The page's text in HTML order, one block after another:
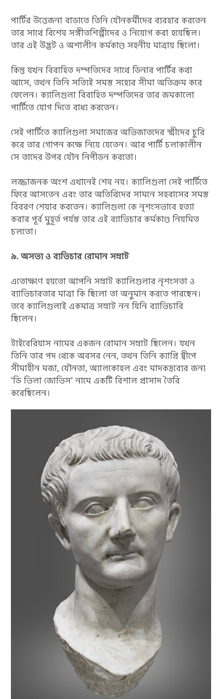
পার্টির উত্তেজনা বাড়াতে তিনি যৌনকর্মীদের ব্যবহার করতেন
তার সাথে বিশেষ সঙ্গীতশিল্পীদের ও নিয়োগ করা হয়েছিল।
তার এই উদ্ভট ও অশালীন কর্মকাণ্ড সহনীয় মাত্রায় ছিলো।
কিন্তু যখন বিবাহিত দম্পতিদের সাথে ডিনার পার্টির কথা
আসে, তখন তিনি সত্যিই সমস্ত সহ্যের সীমা অতিক্রম করে
ফেলেন। ক্যালিগুলা বিবাহিত দম্পতিদের তার জমকালো
পার্টিতে যোগ দিতে বাধ্য করতেন।
সেই পার্টিতে ক্যালিগুলা সমাজের অভিজাতদের স্ত্রীদের চুরি
করে তার গোপন কক্ষে নিয়ে যেতেন। আর পার্টি চলাকালীন
সে তাদের উপর যৌন নিপীড়ন করতো।
লজ্জাজনক অংশ এখানেই শেষ নয়। ক্যালিগুলা সেই পার্টিতে
ফিরে আসতেন এবং তার অতিথিদের সামনে সহবাসের সমস্ত
বিবরণ শেয়ার করতেন। ক্যালিগুলা কে নৃশংসভাবে হত্যা
করার পূর্ব মুহূর্ত পর্যন্ত তার এই ব্যাভিচার কর্মকাণ্ড নিয়মিত
চলতো।
৯. অসভ্য ও ব্যভিচার রোমান সম্রাট
এতোক্ষণে হয়তো আপনি সম্রাট ক্যালিগুলার নৃশংসতা ও
ব্যাভিচারতার মাত্রা কি ছিলো তা অনুমান করতে পারছেন।
তবে ক্যালিগুলাই একমাত্র সম্রাট নন যিনি ব্যাভিচারি
ছিলেন।
টাইবেরিয়াস নামের একজন রোমান সম্রাট ছিলেন। যখন
তিনি তার পদ থেকে অবসর নেন, তখন তিনি ক্যাপ্রি দ্বীপে
সীমাহীন মজা, যৌনতা, অ্যালকোহল এবং মাদকদ্রব্যের জন্য
‘ডি ভিলা জোভিস’ নামে একটি বিশাল প্রাসাদ তৈরি
করেছিলেন।